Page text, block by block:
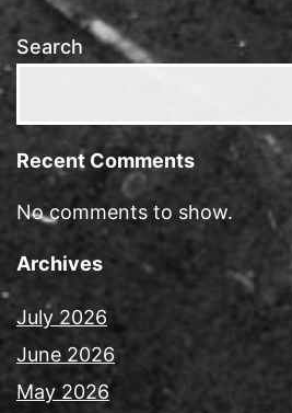
Search
Recent Comments
No comments to show.
Archives
July 2026
June 2026
May 2026